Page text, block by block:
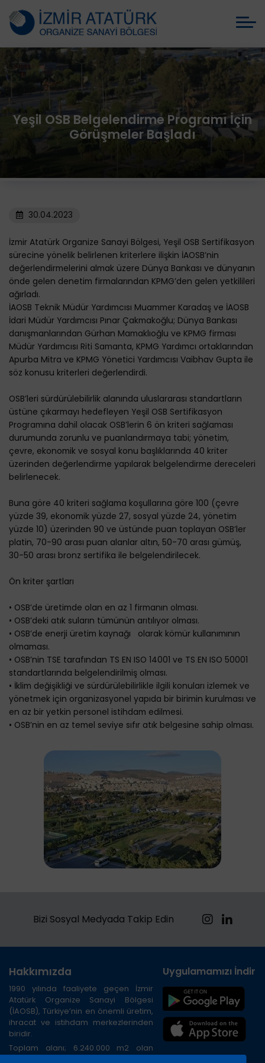
Yeşil OSB Belgelendirme Programı İçin
Görüşmeler Başladı
30.04.2023
İzmir Atatürk Organize Sanayi Bölgesi, Yeşil OSB Sertifikasyon
sürecine yönelik belirlenen kriterlere ilişkin İAOSB’nin
değerlendirmelerini almak üzere Dünya Bankası ve dünyanın
önde gelen denetim firmalarından KPMG’den gelen yetkilileri
ağırladı.
İAOSB Teknik Müdür Yardımcısı Muammer Karadaş ve İAOSB
İdari Müdür Yardımcısı Pınar Çakmakoğlu; Dünya Bankası
danışmanlarından Gürhan Mamaklıoğlu ve KPMG firması
Müdür Yardımcısı Riti Samanta, KPMG Yardımcı ortaklarından
Apurba Mitra ve KPMG Yönetici Yardımcısı Vaibhav Gupta ile
söz konusu kriterleri değerlendirdi.
OSB’leri sürdürülebilirlik alanında uluslararası standartların
üstüne çıkarmayı hedefleyen Yeşil OSB Sertifikasyon
Programına dahil olacak OSB’lerin 6 ön kriteri sağlaması
durumunda zorunlu ve puanlandırmaya tabi; yönetim,
çevre, ekonomik ve sosyal konu başlıklarında 40 kriter
üzerinden değerlendirme yapılarak belgelendirme dereceleri
belirlenecek.
Buna göre 40 kriteri sağlama koşullarına göre 100 (çevre
yüzde 39, ekonomik yüzde 27, sosyal yüzde 24, yönetim
yüzde 10) üzerinden 90 ve üstünde puan toplayan OSB’ler
platin, 70-90 arası puan alanlar altın, 50-70 arası gümüş,
30-50 arası bronz sertifika ile belgelendirilecek.
Ön kriter şartları
• OSB’de üretimde olan en az 1 firmanın olması.
• OSB’deki atık suların tümünün arıtılıyor olması.
• OSB’de enerji üretim kaynağı olarak kömür kullanımının
olmaması.
• OSB’nin TSE tarafından TS EN ISO 14001 ve TS EN ISO 50001
standartlarında belgelendirilmiş olması.
• İklim değişikliği ve sürdürülebilirlikle ilgili konuları izlemek ve
yönetmek için organizasyonel yapıda bir birimin kurulması ve
en az bir yetkin personel istihdam edilmesi.
• OSB’nin en az temel seviye sıfır atık belgesine sahip olması.
Bizi Sosyal Medyada Takip Edin
Hakkımızda
1990 yılında faaliyete geçen İzmir
Atatürk Organize Sanayi Bölgesi
(İAOSB), Türkiye’nin en önemli üretim,
ihracat ve istihdam merkezlerinden
biridir.
Toplam alanı; 6.240.000 m2 olan
Uygulamamızı İndirin